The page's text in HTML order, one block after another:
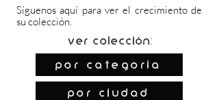
Síguenosaquí para ver el crecimiento de
su colección.
Ver colección:
por categoría
por ciudad